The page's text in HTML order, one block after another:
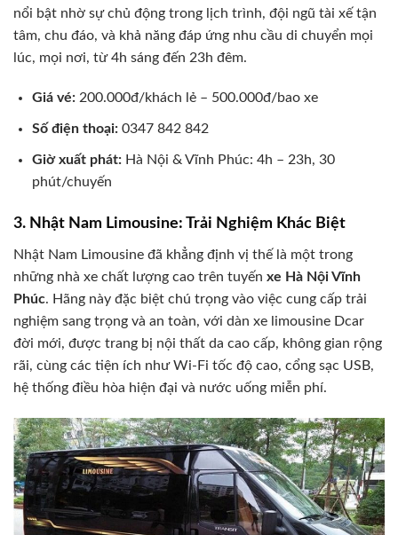
nổi bật nhờ sự chủ động trong lịch trình, đội ngũ tài xế tận
tâm, chu đáo, và khả năng đáp ứng nhu cầu di chuyển mọi
lúc, mọi nơi, từ 4h sáng đến 23h đêm.
Giá vé:200.000đ/khách lẻ – 500.000đ/bao xe
Số điện thoại:0347 842 842
Giờ xuất phát:Hà Nội & Vĩnh Phúc: 4h – 23h, 30
phút/chuyến
3. Nhật Nam Limousine: Trải Nghiệm Khác Biệt
Nhật Nam Limousine đã khẳng định vị thế là một trong
những nhà xe chất lượng cao trên tuyến xe Hà Nội Vĩnh
Phúc. Hãng này đặc biệt chú trọng vào việc cung cấp trải
nghiệm sang trọng và an toàn, với dàn xe limousine Dcar
đời mới, được trang bị nội thất da cao cấp, không gian rộng
rãi, cùng các tiện ích như Wi-Fi tốc độ cao, cổng sạc USB,
hệ thống điều hòa hiện đại và nước uống miễn phí.